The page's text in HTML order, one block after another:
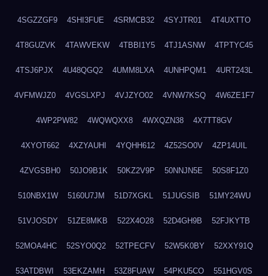
4SGZZGF9 4SHI3FUE 4SRMCB32 4SYJTR01 4T4UXTTO
4T8GUZVK 4TAWVEKW 4TBBI1Y5 4TJ1ASNW 4TPTYC45
4TSJ6PJX 4U48QGQ2 4UMM8LXA 4UNHPQM1 4URT243L
4VFMWJZ0 4VGSLXPJ 4VJZYO02 4VNW7KSQ 4W6ZE1F7
4WP2PW82 4WQWQXX8 4WXQZN38 4X7TT8GV
4XYOT662 4XZYAUHI 4YQHH612 4Z52SO0V 4ZP14UIL
4ZVGSBH0 50JO9B1K 50KZ2V9P 50NNJN5E 50S8F1Z0
510NBX1W 5160U7JM 51D7XGKL 51JUGSIB 51MY24WU
51VJOSDY 51ZE8MKB 522X4O28 52D4GH9B 52FJKYTB
52MOA4HC 52SYO0Q2 52TPECFV 52W5K0BY 52XXY91Q
53ATDBWI 53EKZAMH 53Z8FUAW 54PKU5CO 551HGV0S